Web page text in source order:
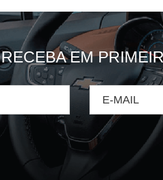
RECEBA EM